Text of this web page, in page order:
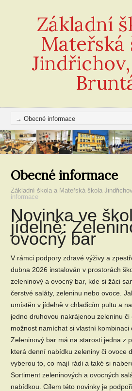
Základní
Mateřská
Obecné informace
Základní škola a Mateřská škola
informace
Novinka ve
jídelně:
ovocný bar
V rámci podpory zdravé výživy a
dubna 2026 instalován v prostorách
zeleninový a ovocný bar, kde si žáci
čerstvé saláty, zeleninu nebo ovoce.
umístěn v jídelně v chladicím pultu a
jedno druhovou nakrájenou zeleninu
možnost namíchat si vlastní kombinaci
Zeleninový bar má na starosti jedna z
která denní nabídku zeleniny či ovoce
vyberou to, co mají rádi a také si
Sortiment zeleninových a ovocných
nabídkou. Cílem této novinky je